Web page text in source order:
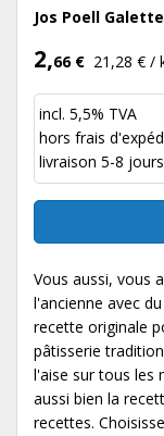
Jos Poell
2,66 € 21,28 € /
incl. 5,5% TVA
hors frais
livraison 5-8 jours
Vous aussi, vous
l'ancienne avec
recette originale
pâtisserie
l'aise sur tous les
aussi bien la
recettes.